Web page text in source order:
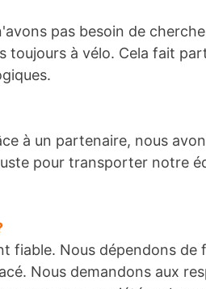
pas besoin de
à vélo. Cela fait
à un partenaire, nous
pour transporter notre
fiable. Nous dépendons
Nous demandons aux